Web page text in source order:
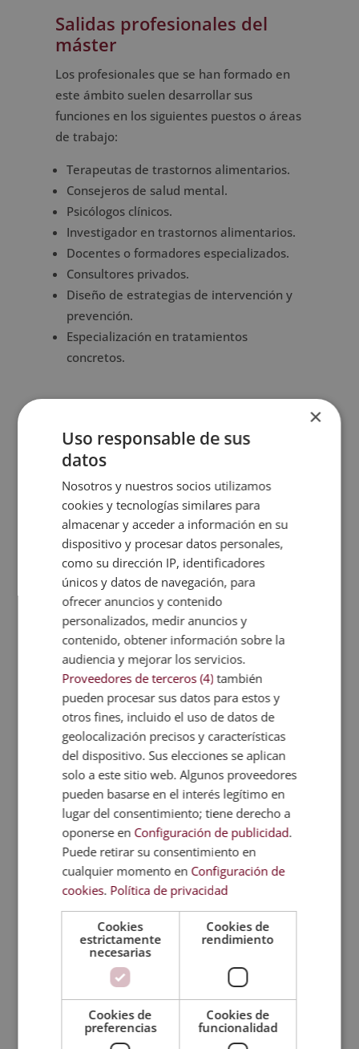
Salidas profesionales del
máster
Los profesionales que se han formado en
este ámbito suelen desarrollar sus
funciones en los siguientes puestos o áreas
de trabajo:
Terapeutas de trastornos alimentarios.
Consejeros de salud mental.
Psicólogos clínicos.
Investigador en trastornos alimentarios.
Docentes o formadores especializados.
Consultores privados.
Diseño de estrategias de intervención y
prevención.
Especialización en tratamientos
concretos.
El objetivo de la presente formación es
otorgar los conocimientos y las
herramientas necesarias para comprender
cómo funciona el tratamiento psicológico
en los casos de trastornos alimentarios. En
este sentido, la formación profundiza en
las causas, consecuencias e intervenciones
que deben llevarse a cabo en este tipo de
casos para convertir al alumno en un
experto en el sector.
Metodología
Certificación
Temario
Valoraciones (0)
FAQs
TITULACIONES
RELACIONADAS
×
Uso responsable de sus
datos
Nosotros y nuestros socios utilizamos
cookies y tecnologías similares para
almacenar y acceder a información en su
dispositivo y procesar datos personales,
como su dirección IP, identificadores
únicos y datos de navegación, para
ofrecer anuncios y contenido
personalizados, medir anuncios y
contenido, obtener información sobre la
audiencia y mejorar los servicios.
Proveedores de terceros (4) también
pueden procesar sus datos para estos y
otros fines, incluido el uso de datos de
geolocalización precisos y características
del dispositivo. Sus elecciones se aplican
solo a este sitio web. Algunos proveedores
pueden basarse en el interés legítimo en
lugar del consentimiento; tiene derecho a
oponerse en Configuración de publicidad.
Puede retirar su consentimiento en
cualquier momento en Configuración de
cookies. Política de privacidad
Cookies
estrictamente
necesarias
Cookies de
rendimiento
Cookies de
preferencias
Cookies de
funcionalidad